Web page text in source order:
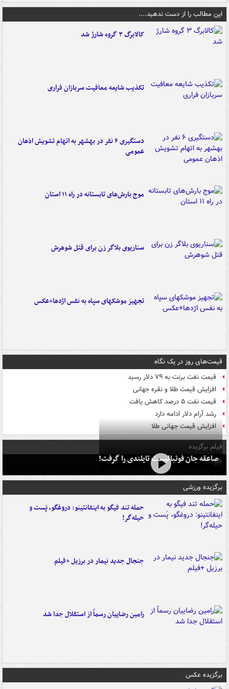
این مطالب را از دست ندهید....
کالابرگ ۳ گروه شارژ شد
تکذیب شایعه معافیت سربازان فراری
دستگیری ۶ نفر در بهشهر به اتهام تشویش اذهان
عمومی
موج بارش‌های تابستانه در راه ۱۱ استان
سناریوی بلاگر زن برای قتل شوهرش
تجهیز موشکهای سپاه به نفس اژدها+عکس
قیمت‌های روز در یک نگاه
قیمت نفت برنت به ۷۹ دلار رسید
افزایش قیمت طلا و نقره جهانی
قیمت نفت ۵ درصد کاهش یافت
رشد آرام دلار ادامه دارد
افزایش قیمت جهانی طلا
فیلم برگزیده
صاعقه جان فوتبالیست تایلندی را گرفت!
برگزیده ورزشی
حمله تند فیگو به اینفانتینو: دروغگو، پَست‌ و
حیله‌گر!
جنجال جدید نیمار در برزیل +فیلم
رامین رضاییان رسماً از استقلال جدا شد
برگزیده عکس